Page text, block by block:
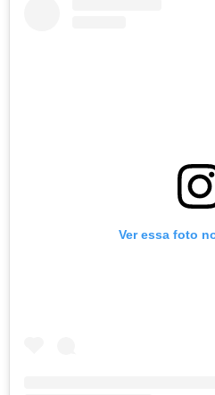
Ver essa foto